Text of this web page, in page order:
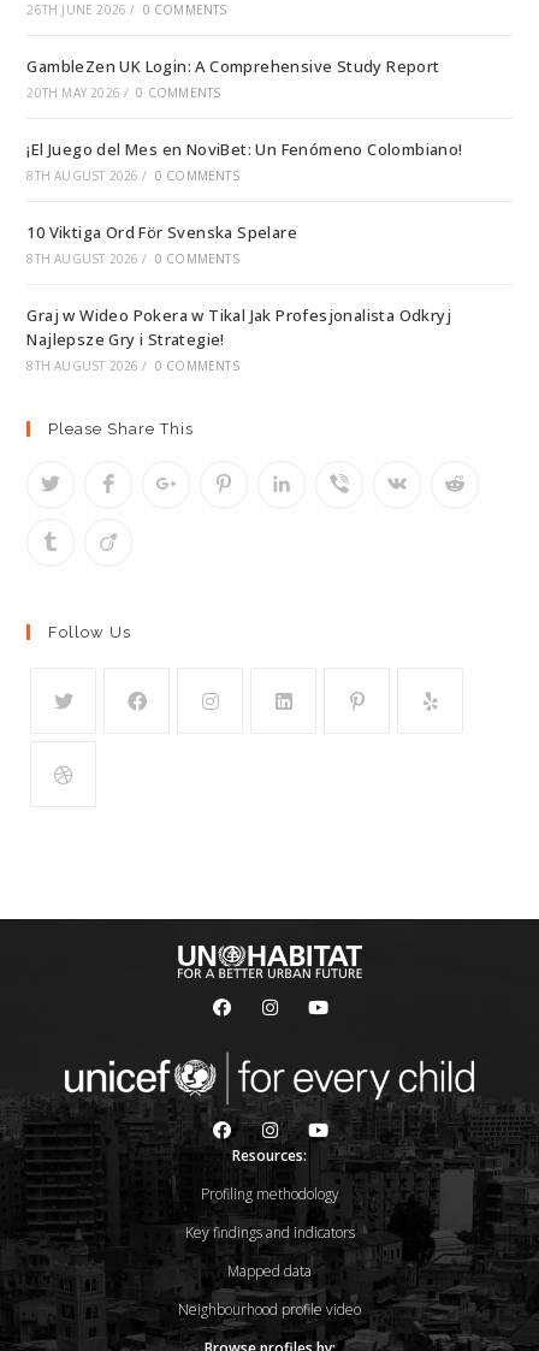
26TH JUNE 2026 / 0 COMMENTS
GambleZen UK Login: A Comprehensive Study Report
20TH MAY 2026 / 0 COMMENTS
¡El Juego del Mes en NoviBet: Un Fenómeno Colombiano!
8TH AUGUST 2026 / 0 COMMENTS
10 Viktiga Ord För Svenska Spelare
8TH AUGUST 2026 / 0 COMMENTS
Graj w Wideo Pokera w Tikal Jak Profesjonalista Odkryj
Najlepsze Gry i Strategie!
8TH AUGUST 2026 / 0 COMMENTS
Please Share This
Follow Us
Resources:
Profiling methodology
Key findings and indicators
Mapped data
Neighbourhood profile video